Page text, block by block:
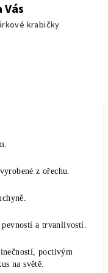
krabičky
z ořechu.
a trvanlivostí.
poctivým
na světě.